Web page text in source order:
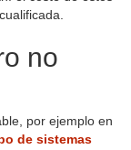
no
por ejemplo en
de sistemas